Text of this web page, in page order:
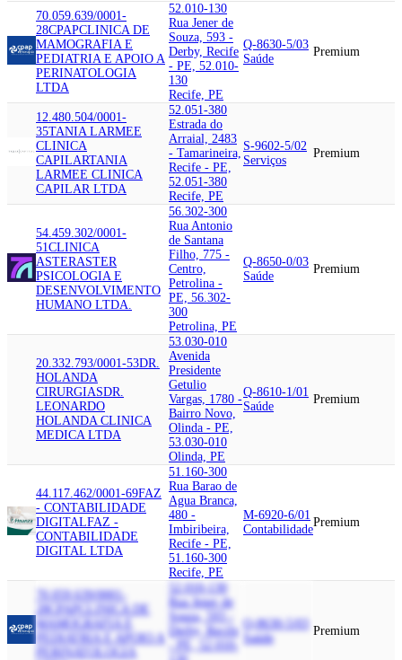
70.059.639/0001-
28CPAPCLINICA DE
MAMOGRAFIA E
PEDIATRIA E APOIO A
PERINATOLOGIA
LTDA
52.010-130
Rua Jener de
Souza, 593 -
Derby, Recife
- PE, 52.010-
130
Recife, PE
Q-8630-5/03
Saúde
Premium
12.480.504/0001-
35TANIA LARMEE
CLINICA
CAPILARTANIA
LARMEE CLINICA
CAPILAR LTDA
52.051-380
Estrada do
Arraial, 2483
- Tamarineira,
Recife - PE,
52.051-380
Recife, PE
S-9602-5/02
Serviços
Premium
54.459.302/0001-
51 CLINICA
ASTERASTER
PSICOLOGIA E
DESENVOLVIMENTO
HUMANO LTDA.
56.302-300
Rua Antonio
de Santana
Filho, 775 -
Centro,
Petrolina -
PE, 56.302-
300
Petrolina, PE
Q-8650-0/03
Saúde
Premium
20.332.793/0001-53DR.
HOLANDA
CIRURGIASDR.
LEONARDO
HOLANDA CLINICA
MEDICA LTDA
53.030-010
Avenida
Presidente
Getulio
Vargas, 1780 -
Bairro Novo,
Olinda - PE,
53.030-010
Olinda, PE
Q-8610-1/01
Saúde
Premium
44.117.462/0001-69FAZ
- CONTABILIDADE
DIGITALFAZ -
CONTABILIDADE
DIGITAL LTDA
51.160-300
Rua Barao de
Agua Branca,
480 -
Imbiribeira,
Recife - PE,
51.160-300
Recife, PE
M-6920-6/01
Contabilidade
Premium
70.059.639/0001-
CPAP
CLINICA DE
MAMOGRAFIA E
PEDIATRIA E APOIO A
PERINATOLOGIA
52.010-130
Rua Jener de
Souza, 593 -
Derby, Recife
- PE, 52.010-
Q-8630-5/03
Saúde
Premium